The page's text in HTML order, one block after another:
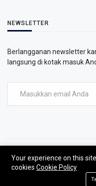
NEWSLETTER
Berlangganan newsletter
langsung di kotak masuk
©2026 - AirPutih
Your experience on this
cookies Cookie Policy